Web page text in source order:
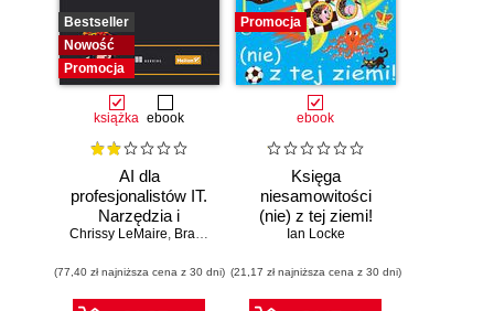
Bestseller
Nowość
Promocja
książka ebook
AI dla
profesjonalistów IT.
Narzędzia i
techniki
produktywność
Chrissy LeMaire, Brandon Abshire
(77,40 zł najniższa cena z 30 dni)
Promocja
ebook
Księga
niesamowitości
(nie) z tej ziemi!
Księga faktów
niezwykłych
Ian Locke
(21,17 zł najniższa cena z 30 dni)